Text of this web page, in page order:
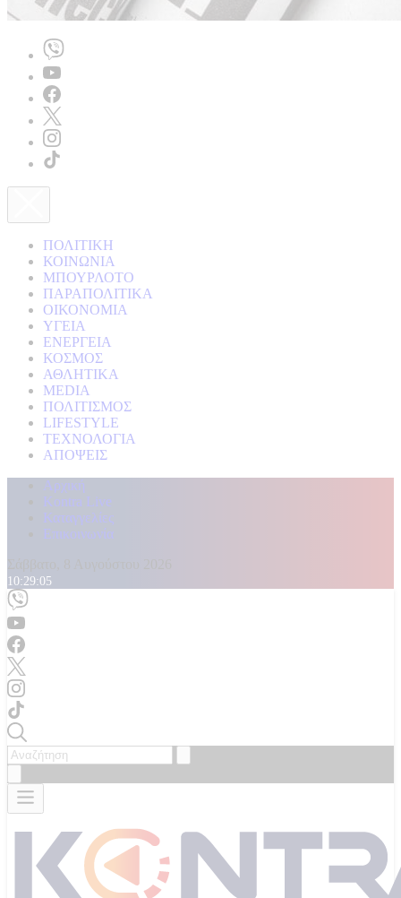
ΠΟΛΙΤΙΚΗ
ΚΟΙΝΩΝΙΑ
ΜΠΟΥΡΛΟΤΟ
ΠΑΡΑΠΟΛΙΤΙΚΑ
ΟΙΚΟΝΟΜΙΑ
ΥΓΕΙΑ
ΕΝΕΡΓΕΙΑ
ΚΟΣΜΟΣ
ΑΘΛΗΤΙΚΑ
MEDIA
ΠΟΛΙΤΙΣΜΟΣ
LIFESTYLE
ΤΕΧΝΟΛΟΓΙΑ
ΑΠΟΨΕΙΣ
Αρχική
Kontra Live
Καταγγελίες
Επικοινωνία
10:29:08